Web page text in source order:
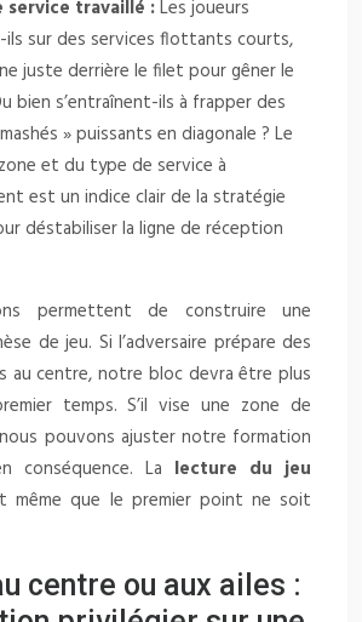
service travaillé :Les joueurs
ils sur des services flottants courts,
juste derrière le filet pour gêner le
bien s’entraînent-ils à frapper des
» puissants en diagonale ? Le
et du type de service à
est un indice clair de la stratégie
déstabiliser la ligne de réception
permettent de construire une
de jeu. Si l’adversaire prépare des
au centre, notre bloc devra être plus
temps. S’il vise une zone de
pouvons ajuster notre formation
conséquence. La lecture du jeu
même que le premier point ne soit
centre ou aux ailes :